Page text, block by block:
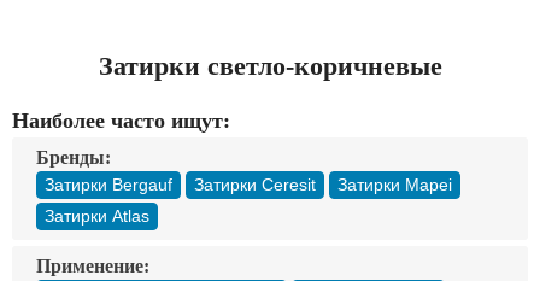
Затирки светло-коричневые
Наиболее часто ищут:
Бренды:
Затирки Bergauf Затирки Ceresit
Затирки Mapei
Затирки Atlas
Применение: